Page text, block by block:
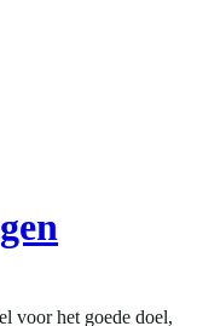
voor het goede doel,